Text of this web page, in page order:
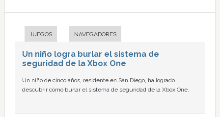
JUEGOS NAVEGADORES
Un niño logra burlar el sistema de
seguridad de la Xbox One
Un niño de cinco años, residente en San Diego, ha logrado
descubrir cómo burlar el sistema de seguridad de la Xbox One.